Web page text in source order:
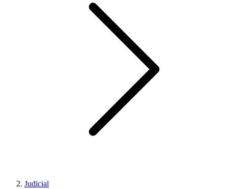
Judicial